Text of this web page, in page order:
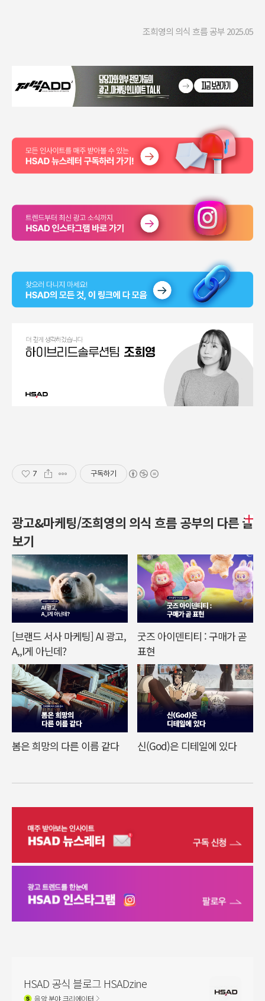
조희영의 의식 흐름 공부 2025.05
7 구독하기
광고&마케팅/조희영의 의식 흐름 공부의 다른 글
보기
[브랜드 서사 마케팅] AI 광고,
A,,I게 아닌데?
굿즈 아이덴티티 : 구매가 곧
표현
봄은 희망의 다른 이름 같다 신(God)은 디테일에 있다
HSAD 공식 블로그 HSADzine
음악분야 크리에이터